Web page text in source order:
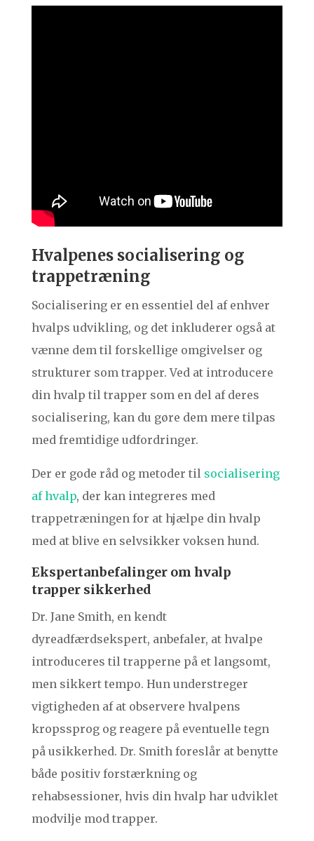
Hvalpenes socialisering og
trappetræning
Socialisering er en essentiel del af enhver
hvalps udvikling, og det inkluderer også at
vænne dem til forskellige omgivelser og
strukturer som trapper. Ved at introducere
din hvalp til trapper som en del af deres
socialisering, kan du gøre dem mere tilpas
med fremtidige udfordringer.
Der er gode råd og metoder til socialisering
af hvalp, der kan integreres med
trappetræningen for at hjælpe din hvalp
med at blive en selvsikker voksen hund.
Ekspertanbefalinger om hvalp
trapper sikkerhed
Dr. Jane Smith, en kendt
dyreadfærdsekspert, anbefaler, at hvalpe
introduceres til trapperne på et langsomt,
men sikkert tempo. Hun understreger
vigtigheden af at observere hvalpens
kropssprog og reagere på eventuelle tegn
på usikkerhed. Dr. Smith foreslår at benytte
både positiv forstærkning og
rehabsessioner, hvis din hvalp har udviklet
modvilje mod trapper.